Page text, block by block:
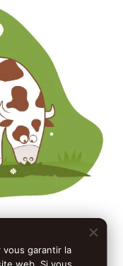
garantir la